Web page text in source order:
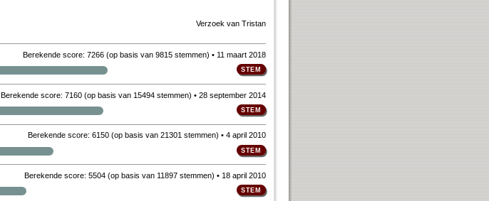
Verzoek van Tristan
Berekende score: 7266(op basis van 9815 stemmen) • 11 maart 2018
Berekende score: 7160(op basis van 15494 stemmen) • 28 september 2014
Berekende score: 6150(op basis van 21301 stemmen) • 4 april 2010
Berekende score: 5504(op basis van 11897 stemmen) • 18 april 2010